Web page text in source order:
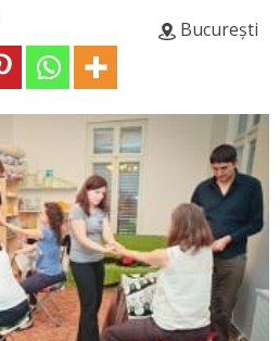
București